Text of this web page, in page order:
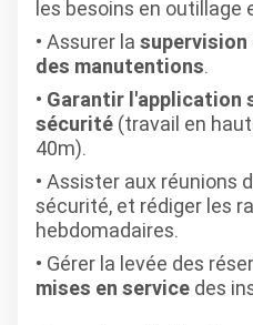
les besoins en outillage
Assurer la
des manutentions.
Garantir l'application
sécurité (travail en
40m).
Assister aux réunions
sécurité, et rédiger les
hebdomadaires.
Gérer la levée des
mises en service des